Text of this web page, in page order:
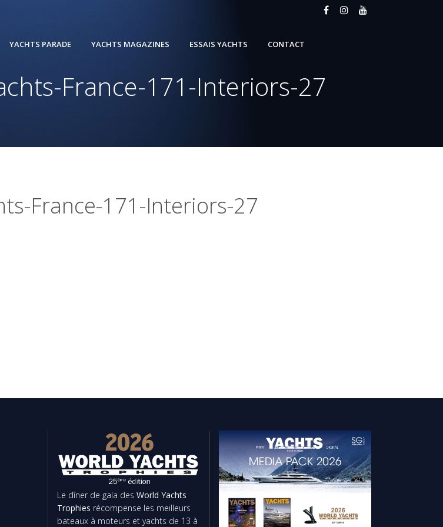
YACHTS PARADE YACHTS MAGAZINES ESSAIS YACHTS CONTACT
France-171-Interiors-27
France-171-Interiors-27
Le dîner de gala des World Yachts
Trophies récompense les meilleurs
bateaux à moteurs et yachts de 13 à